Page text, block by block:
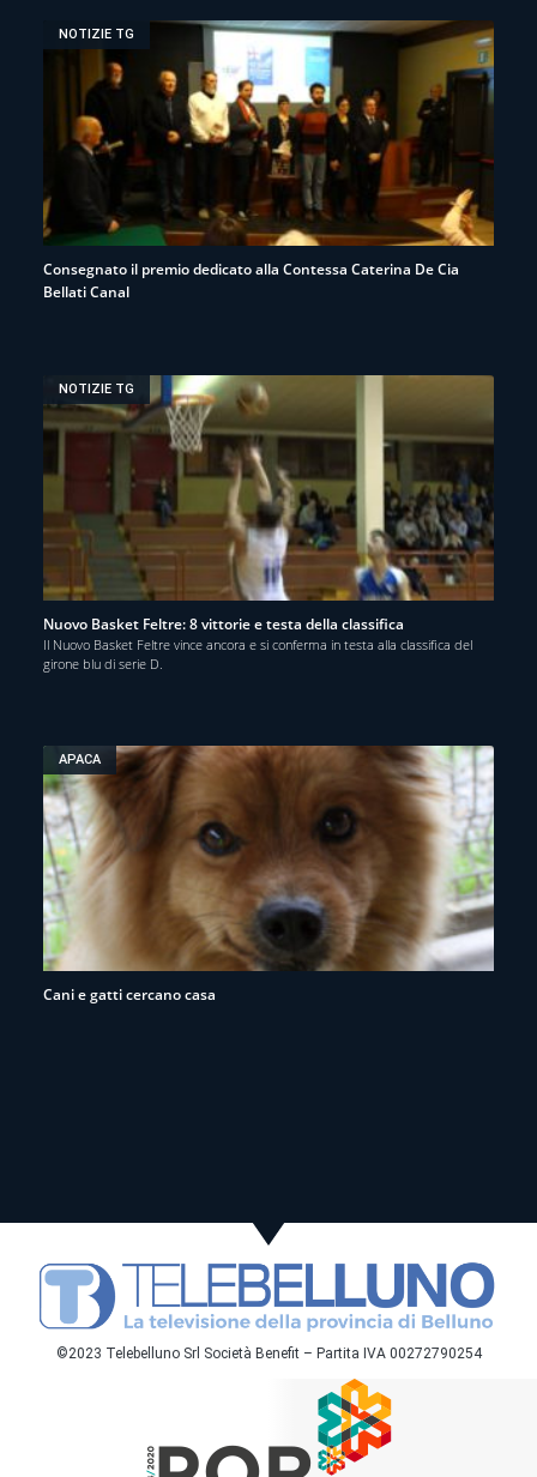
NOTIZIE TG
Consegnato il premio dedicato alla Contessa Caterina De Cia
Bellati Canal
NOTIZIE TG
Nuovo Basket Feltre: 8 vittorie e testa della classifica
Il Nuovo Basket Feltre vince ancora e si conferma in testa alla classifica del
girone blu di serie D.
APACA
Cani e gatti cercano casa
©2023 Telebelluno Srl Società Benefit – Partita IVA 00272790254